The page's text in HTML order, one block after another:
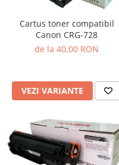
Cartus toner compatibil
Canon CRG-728
de la 40,00 RON
VEZI VARIANTE